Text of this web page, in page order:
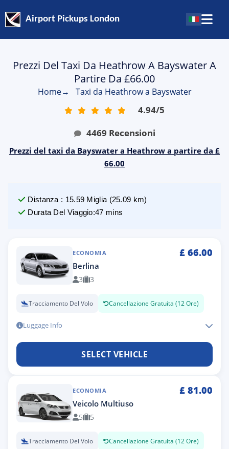
Airport Pickups London
Prezzi Del Taxi Da Heathrow A Bayswater A
Partire Da £66.00
Home→ Taxi da Heathrow a Bayswater
4.94/5
4469 Recensioni
Prezzi del taxi da Bayswater a Heathrow a partire da £
66.00
Distanza : 15.59 Miglia (25.09 km)
Durata Del Viaggio:47 mins
ECONOMIA £ 66.00
Berlina
3 3
Tracciamento Del Volo Cancellazione Gratuita (12 Ore)
Luggage Info
SELECT VEHICLE
ECONOMIA £ 81.00
Veicolo Multiuso
5 5
Tracciamento Del Volo Cancellazione Gratuita (12 Ore)